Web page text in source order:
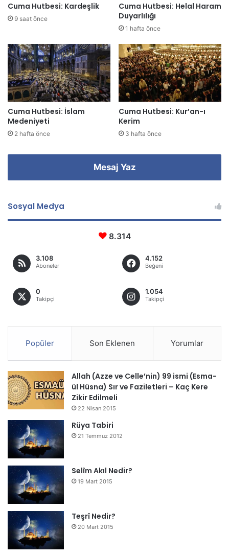
g
r
i
n
i
z
Cuma Hutbesi: Kardeşlik
9 saat önce
Cuma Hutbesi: Helal Haram
Duyarlılığı
1 hafta önce
Cuma Hutbesi: İslam
Medeniyeti
2 hafta önce
Cuma Hutbesi: Kur’an-ı
Kerim
3 hafta önce
Mesaj Yaz
Sosyal Medya
8.314
3.108
Aboneler
4.152
Beğeni
0
Takipçi
1.054
Takipçi
Popüler Son Eklenen Yorumlar
Allah (Azze ve Celle’nin) 99 ismi (Esma-
ül Hüsna) Sır ve Faziletleri – Kaç Kere
Zikir Edilmeli
22 Nisan 2015
Rüya Tabiri
21 Temmuz 2012
Selîm Akıl Nedir?
19 Mart 2015
Teşrî Nedir?
20 Mart 2015